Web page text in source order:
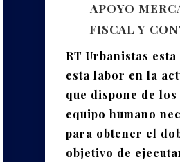
APOYO
FISCAL Y
RT Urbanistas
esta labor en la
que dispone de
equipo humano
para obtener el
objetivo de